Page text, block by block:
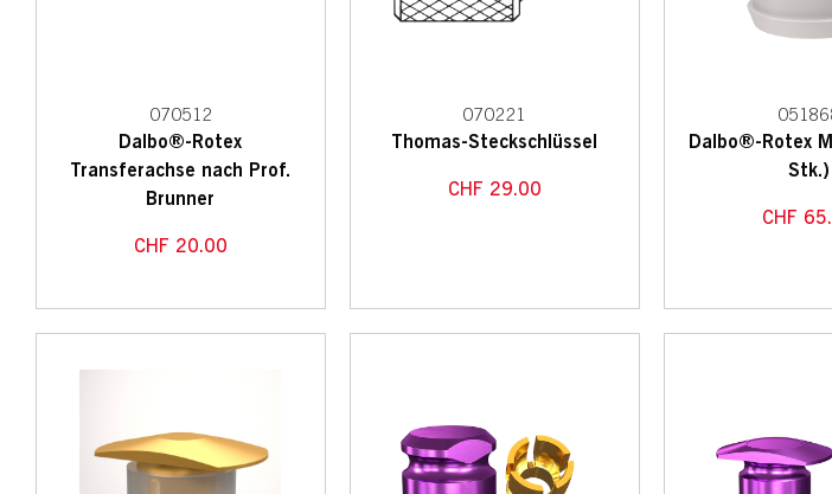
070512
Dalbo®-Rotex
Transferachse nach Prof.
Brunner
CHF 20.00
070221
Thomas-Steckschlüssel
CHF 29.00
Dalbo®-Rotex
Stk.)
CHF